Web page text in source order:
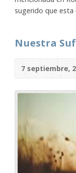
sugerido que
Nuestra
7 septiembre,